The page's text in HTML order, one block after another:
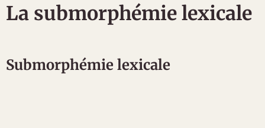
La submorphémie lexicale
Submorphémie lexicale